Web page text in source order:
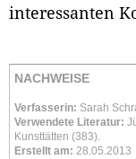
interessanten
NACHWEISE
Verfasserin: Sarah
Verwendete Literatur:
Kunsttätten (383).
Erstellt am: 28.05.2013